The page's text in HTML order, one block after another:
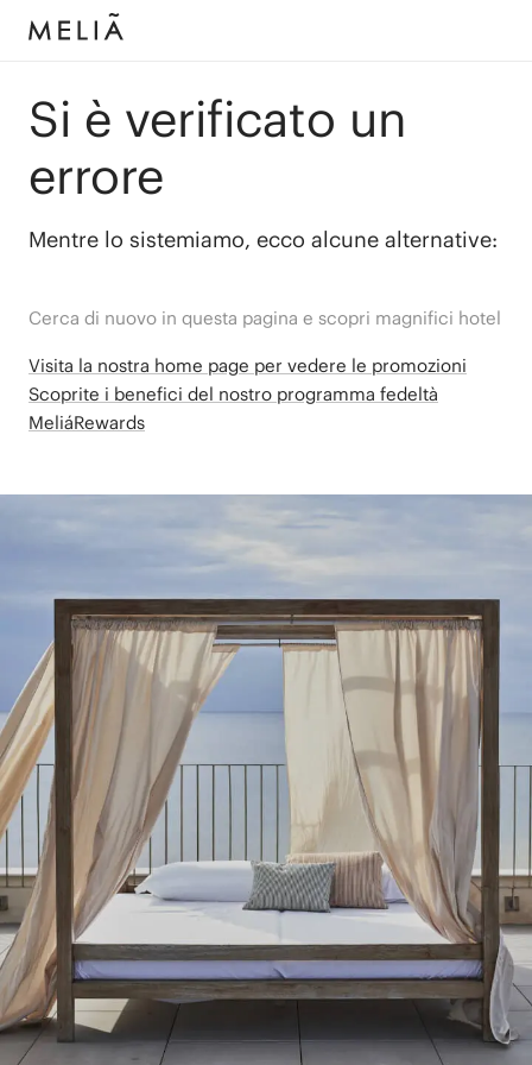
Si è verificato un
errore
Mentre lo sistemiamo, ecco alcune alternative:
Cerca di nuovo in questa pagina e scopri magnifici hotel
Visita la nostra home page per vedere le promozioni
Scoprite i benefici del nostro programma fedeltà
MeliáRewards